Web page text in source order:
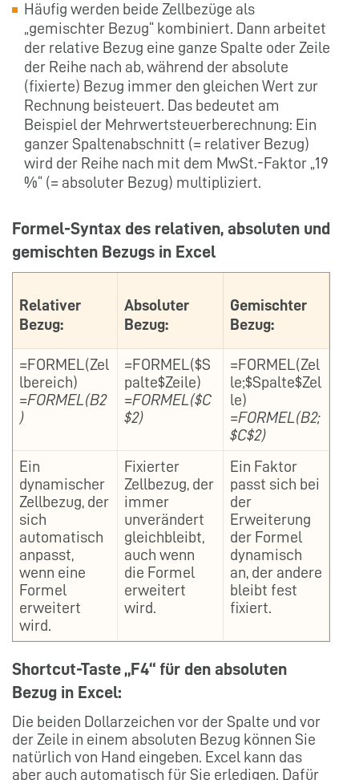
Häufig werden beide Zellbezüge als
„gemischter Bezug“ kombiniert. Dann arbeitet
der relative Bezug eine ganze Spalte oder Zeile
der Reihe nach ab, während der absolute
(fixierte) Bezug immer den gleichen Wert zur
Rechnung beisteuert. Das bedeutet am
Beispiel der Mehrwertsteuerberechnung: Ein
ganzer Spaltenabschnitt (= relativer Bezug)
wird der Reihe nach mit dem MwSt.-Faktor „19
%“ (= absoluter Bezug) multipliziert.
Formel-Syntax des relativen, absoluten und
gemischten Bezugs in Excel
Relativer
Bezug:
Absoluter
Bezug:
Gemischter
Bezug:
=FORMEL(Zel
lbereich)
=FORMEL(B2
)
=FORMEL($S
palte$Zeile)
=FORMEL($C
$2)
=FORMEL(Zel
le;$Spalte$Zel
le)
=FORMEL(B2;
$C$2)
Ein
dynamischer
Zellbezug, der
sich
automatisch
anpasst,
wenn eine
Formel
erweitert
wird.
Fixierter
Zellbezug, der
immer
unverändert
gleichbleibt,
auch wenn
die Formel
erweitert
wird.
Ein Faktor
passt sich bei
der
Erweiterung
der Formel
dynamisch
an, der andere
bleibt fest
fixiert.
Shortcut-Taste „F4“ für den absoluten
Bezug in Excel:
Die beiden Dollarzeichen vor der Spalte und vor
der Zeile in einem absoluten Bezug können Sie
natürlich von Hand eingeben. Excel kann das
aber auch automatisch für Sie erledigen. Dafür